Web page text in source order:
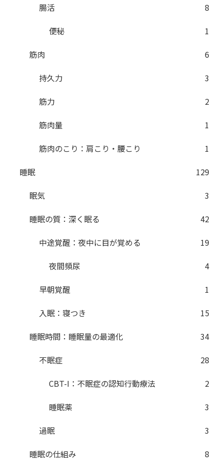
腸活
8
便秘
1
筋肉
6
持久力
3
筋力
2
筋肉量
1
筋肉のこり：肩こり・腰こり
1
睡眠
129
眠気
3
睡眠の質：深く眠る
42
中途覚醒：夜中に目が覚める
19
夜間頻尿
4
早朝覚醒
1
入眠：寝つき
15
睡眠時間：睡眠量の最適化
34
不眠症
28
CBT-I：不眠症の認知行動療法
2
睡眠薬
3
過眠
3
睡眠の仕組み
8